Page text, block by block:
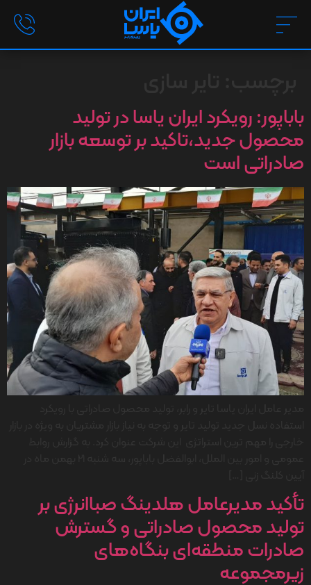
باباپور: رویکرد ایران یاسا در تولید
محصول جدید،تاکید بر توسعه بازار
صادراتی است
تأکید مدیرعامل هلدینگ صباانرژی بر
تولید محصول صادراتی و گسترش
صادرات منطقه‌ای بنگاه‌های
زیرمجموعه